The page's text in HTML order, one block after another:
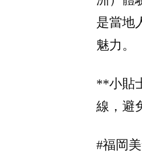
是當地
魅力。
**小貼
線，避
#福岡